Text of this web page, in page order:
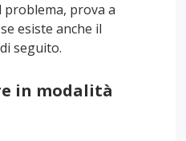
problema, prova a
esiste anche il
seguito.
in modalità